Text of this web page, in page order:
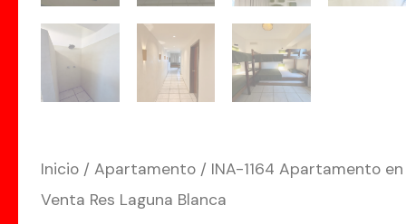
Inicio / Apartamento / INA-1164 Apartamento en
Venta Res Laguna Blanca